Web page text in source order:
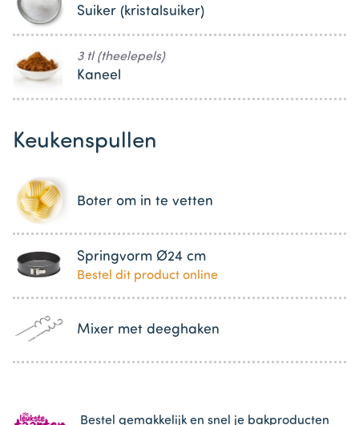
Suiker (kristalsuiker)
3 tl (theelepels)
Kaneel
Keukenspullen
Boter om in te vetten
Springvorm Ø24 cm
Bestel dit product online
Mixer met deeghaken
Bestel gemakkelijk en snel je bakproducten